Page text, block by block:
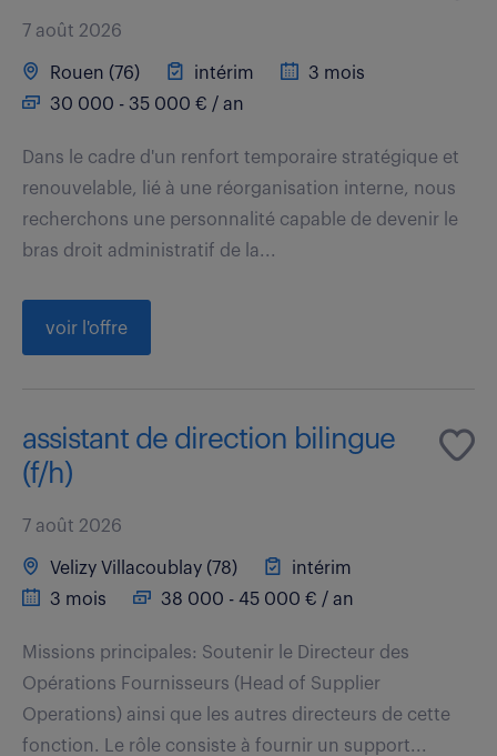
7 août 2026
Rouen (76) intérim
3 mois
30 000 - 35 000 € / an
Dans le cadre d'un renfort temporaire stratégique et
renouvelable, lié à une réorganisation interne, nous
recherchons une personnalité capable de devenir le
bras droit administratif de la...
voir l'offre
assistant de direction bilingue
(f/h)
7 août 2026
Velizy Villacoublay (78)
intérim
3 mois
38 000 - 45 000 € / an
Missions principales: Soutenir le Directeur des
Opérations Fournisseurs (Head of Supplier
Operations) ainsi que les autres directeurs de cette
fonction. Le rôle consiste à fournir un support...